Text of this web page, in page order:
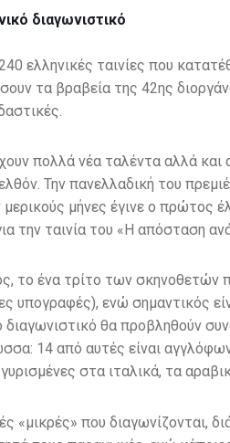
διαγωνιστικό
ελληνικές ταινίες που
τα βραβεία της 42ης
πολλά νέα ταλέντα αλλά και
Την πανελλαδική του
μερικούς μήνες έγινε ο πρώτος
την ταινία του «Η απόσταση
το ένα τρίτο των σκηνοθετών
υπογραφές), ενώ σημαντικός
διαγωνιστικό θα προβληθούν
14 από αυτές είναι
στα ιταλικά, τα
«μικρές» που διαγωνίζονται,